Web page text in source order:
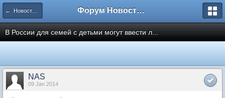
← Новости рынка недвижимости Форум Новостройки
В России для семей с детьми могут ввести л...
NAS
09 Jan 2014